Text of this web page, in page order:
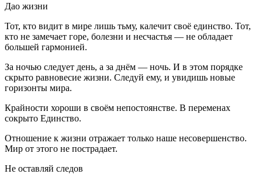
Дао жизни
Тот, кто видит в мире лишь тьму, калечит своё единство. Тот,
кто не замечает горе, болезни и несчастья — не обладает
большей гармонией.
За ночью следует день, а за днём — ночь. И в этом порядке
скрыто равновесие жизни. Следуй ему, и увидишь новые
горизонты мира.
Крайности хороши в своём непостоянстве. В переменах
сокрыто Единство.
Отношение к жизни отражает только наше несовершенство.
Мир от этого не пострадает.
Не оставляй следов